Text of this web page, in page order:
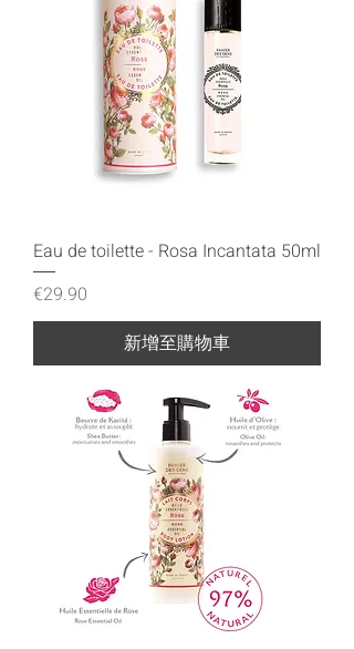
Eau de toilette - Rosa Incantata 50ml
價格
€29.90
新增至購物車